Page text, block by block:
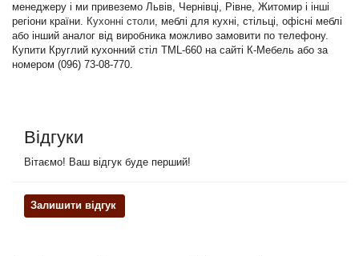
менеджеру і ми привеземо Львів, Чернівці, Рівне, Житомир і інші
регіони країни. Кухонні столи, меблі для кухні, стільці, офісні меблі
або інший аналог від виробника можливо замовити по телефону.
Купити Круглий кухонний стіл TML-660 на сайті К-Мебель або за
номером (096) 73-08-770.
Відгуки
Вітаємо! Ваш відгук буде перший!
Залишити відгук